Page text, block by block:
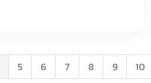
5 6 7 8 9 10